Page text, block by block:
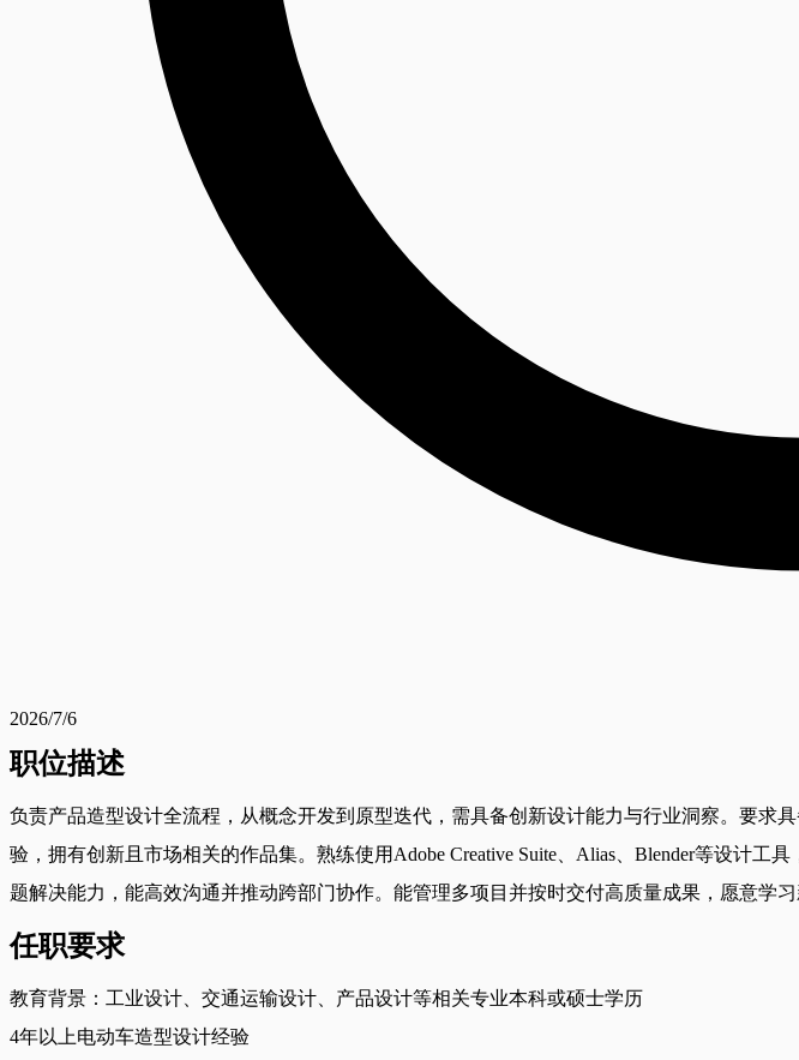
2026/7/6
职位描述
负责产品造型设计全流程，从概念开发到原型迭代，需具备创新设计能力与行业洞察。要求
验，拥有创新且市场相关的作品集。熟练使用Adobe Creative Suite、Alias、Blender等设计
题解决能力，能高效沟通并推动跨部门协作。能管理多项目并按时交付高质量成果，愿意学习
任职要求
教育背景：工业设计、交通运输设计、产品设计等相关专业本科或硕士学历
4年以上电动车造型设计经验